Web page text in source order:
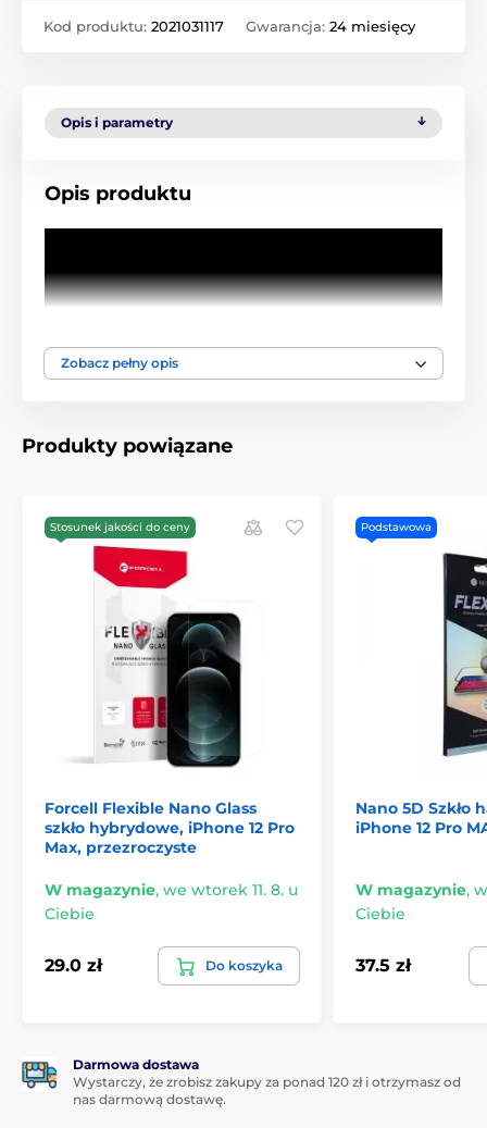
Kod produktu: 2021031117 Gwarancja: 24 miesięcy
Opis i parametry
Opis produktu
Zobacz pełny opis
Produkty powiązane
Stosunek jakości do ceny
Forcell Flexible Nano Glass
szkło hybrydowe, iPhone 12 Pro
Max, przezroczyste
W magazynie, we wtorek 11. 8. u
Ciebie
29.0 zł Do koszyka
Podstawowa
Nano 5D Szkło
iPhone 12 Pro
W magazynie,
Ciebie
37.5 zł
Darmowa dostawa
Wystarczy, że zrobisz zakupy za ponad 120 zł i otrzymasz od
nas darmową dostawę.